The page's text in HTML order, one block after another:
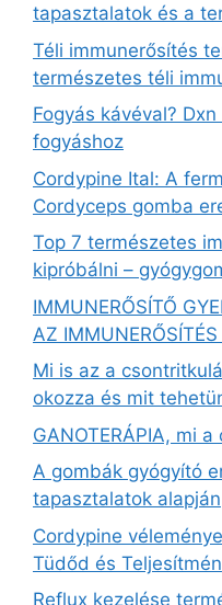
tapasztalatok és a
Téli immunerősítés
természetes téli
Fogyás kávéval?
fogyáshoz
Cordypine Ital: A
Cordyceps gomba
Top 7 természetes
kipróbálni –
IMMUNERŐSÍTŐ
AZ
Mi is az a
okozza és mit
GANOTERÁPIA, mi
A gombák gyógyító
tapasztalatok alapján
Cordypine
Tüdőd és
Reflux kezelése